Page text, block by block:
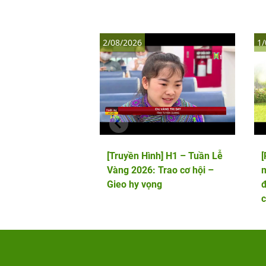
[Truyền Hình] H1 – Tuần Lễ
Vàng 2026: Trao cơ hội –
Gieo hy vọng
2/08/2026